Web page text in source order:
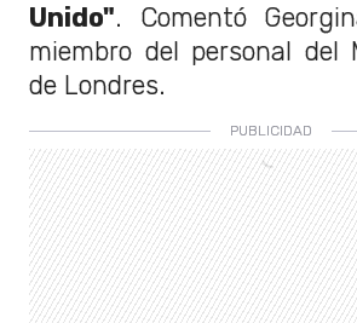
Unido". Comentó
miembro del personal del
de Londres.